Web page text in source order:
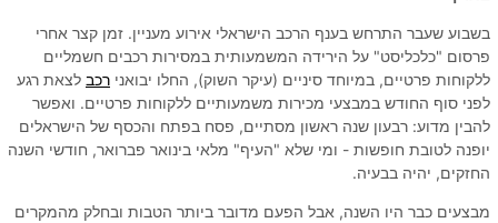
בשבוע שעבר התרחש בענף הרכב הישראלי אירוע מעניין. זמן קצר אחרי
פרסום "כלכליסט" על הירידה המשמעותית במסירות רכבים חשמליים
ללקוחות פרטיים, במיוחד סיניים (עיקר השוק), החלו יבואני רכב לצאת רגע
לפני סוף החודש במבצעי מכירות משמעותיים ללקוחות פרטיים. ואפשר
להבין מדוע: רבעון שנה ראשון מסתיים, פסח בפתח והכסף של הישראלים
יופנה לטובת חופשות - ומי שלא "העיף" מלאי בינואר פברואר, חודשי השנה
החזקים, יהיה בבעיה.
מבצעים כבר היו השנה, אבל הפעם מדובר ביותר הטבות ובחלק מהמקרים